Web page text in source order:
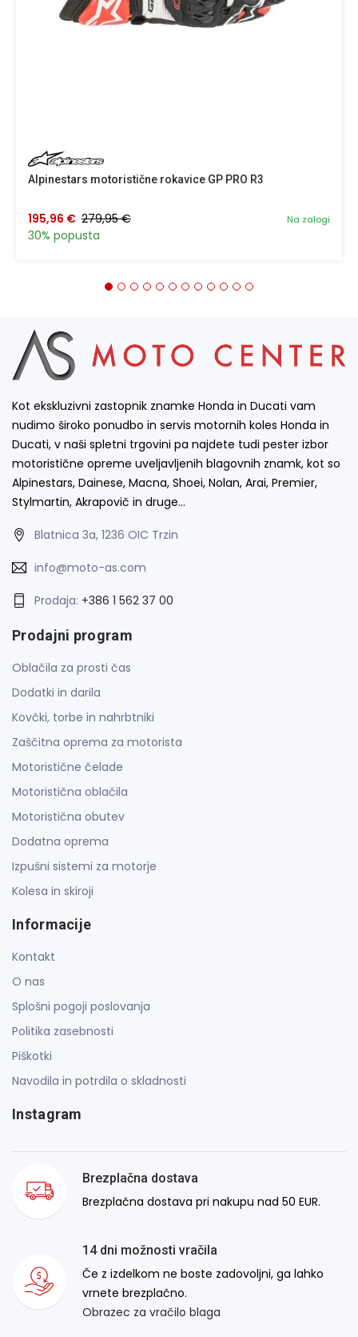
Alpinestars motoristične rokavice GP PRO R3
Na zalogi
195,96 € 279,95 €
30% popusta
Kot ekskluzivni zastopnik znamke Honda in Ducati vam
nudimo široko ponudbo in servis motornih koles Honda in
Ducati, v naši spletni trgovini pa najdete tudi pester izbor
motoristične opreme uveljavljenih blagovnih znamk, kot so
Alpinestars, Dainese, Macna, Shoei, Nolan, Arai, Premier,
Stylmartin, Akrapovič in druge…
Blatnica 3a, 1236 OIC Trzin
info@moto-as.com
Prodaja: +386 1 562 37 00
Prodajni program
Oblačila za prosti čas
Dodatki in darila
Kovčki, torbe in nahrbtniki
Zaščitna oprema za motorista
Motoristične čelade
Motoristična oblačila
Motoristična obutev
Dodatna oprema
Izpušni sistemi za motorje
Kolesa in skiroji
Informacije
Kontakt
O nas
Splošni pogoji poslovanja
Politika zasebnosti
Piškotki
Navodila in potrdila o skladnosti
Instagram
Brezplačna dostava
Brezplačna dostava pri nakupu nad 50 EUR.
14 dni možnosti vračila
Če z izdelkom ne boste zadovoljni, ga lahko
vrnete brezplačno.
Obrazec za vračilo blaga